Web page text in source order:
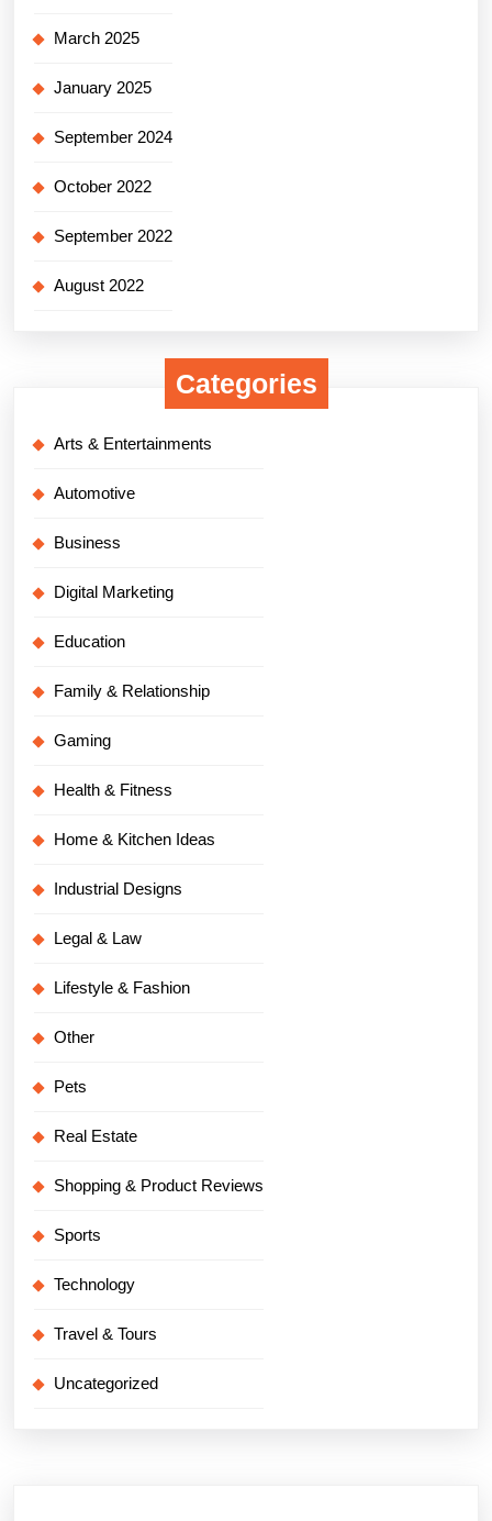
March 2025
January 2025
September 2024
October 2022
September 2022
August 2022
Categories
Arts & Entertainments
Automotive
Business
Digital Marketing
Education
Family & Relationship
Gaming
Health & Fitness
Home & Kitchen Ideas
Industrial Designs
Legal & Law
Lifestyle & Fashion
Other
Pets
Real Estate
Shopping & Product Reviews
Sports
Technology
Travel & Tours
Uncategorized